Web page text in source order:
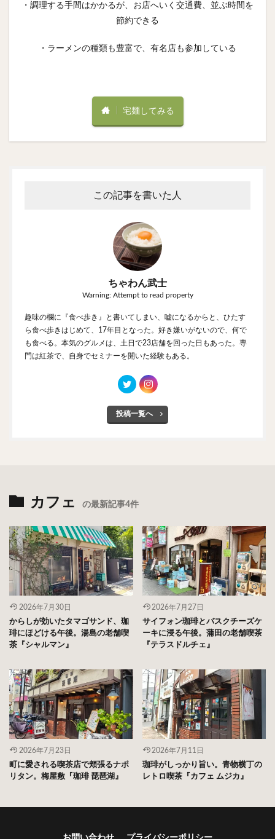
・調理する手間はかかるが、お店へいく交通費、並ぶ時間を
節約できる
・ラーメンの種類も豊富で、有名店も参加している
宅麺してみる
この記事を書いた人
ちゃわん武士
Warning: Attempt to read property
趣味の欄に『食べ歩き』と書いてしまい、嘘になるからと、ひたす
ら食べ歩きはじめて、17年目となった。好き嫌いがないので、何で
も食べる。本気のグルメは、土日で23店舗を回った日もあった。専
門は紅茶で、自身でセミナーを開いた経験もある。
投稿一覧へ
カフェ の最新記事4件
2026年7月30日
からしが効いたタマゴサンド、珈
琲にほどける午後。湯島の老舗喫
茶『シャルマン』
2026年7月27日
サイフォン珈琲とバスクチーズケ
ーキに浸る午後。蒲田の老舗喫茶
『テラスドルチェ』
2026年7月23日
町に愛される喫茶店で頬張るナポ
リタン。梅屋敷『珈琲 琵琶湖』
2026年7月11日
珈琲がしっかり旨い。青物横丁の
レトロ喫茶『カフェ ムジカ』